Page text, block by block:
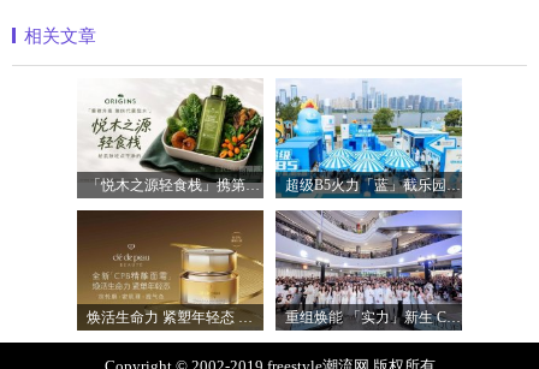
相关文章
「悦木之源轻食栈」携第四代菌菇水轻盈 超级B5火力「蓝」截乐园登陆长沙，理肤
焕活生命力 紧塑年轻态 全新「CPB精雕面 重组焕能 「实力」新生 Clinique倩碧携手品